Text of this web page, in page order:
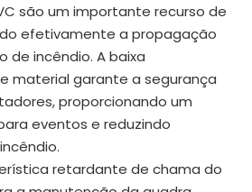
são um importante recurso de
efetivamente a propagação
de incêndio. A baixa
material garante a segurança
proporcionando um
eventos e reduzindo
retardante de chama do